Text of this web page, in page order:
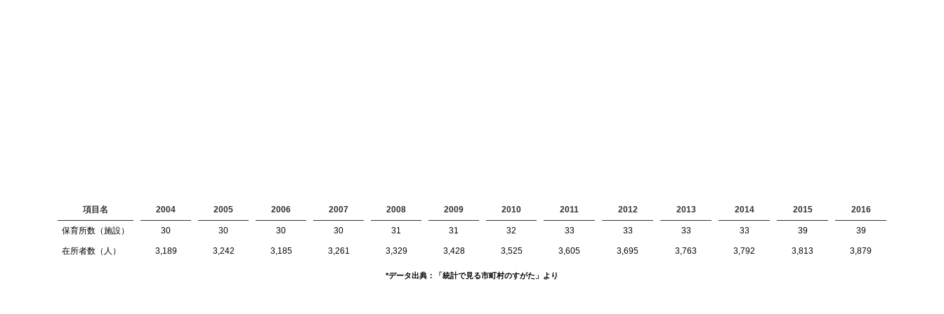
項目名 2004 2005 2006 2007 2008 2009 2010 2011 2012 2013 2014 2015 2016
保育所数（施設） 30 30 30 30 31 31 32 33 33 33 33 39 39
在所者数（人） 3,189 3,242 3,185 3,261 3,329 3,428 3,525 3,605 3,695 3,763 3,792 3,813 3,879
*データ出典：「統計で見る市町村のすがた」より